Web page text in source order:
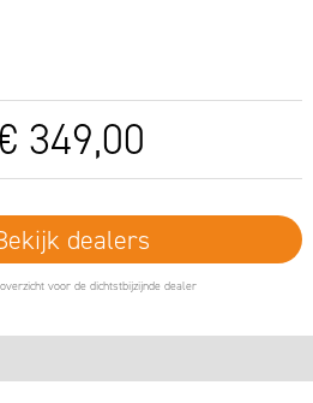
349,00
dealers